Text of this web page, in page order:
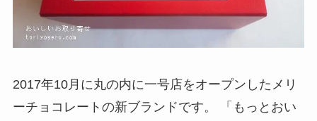
2017年10月に丸の内に一号店をオープンしたメリ
ーチョコレートの新ブランドです。 「もっとおい